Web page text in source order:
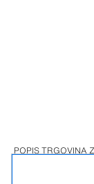
POPIS TRGOVINA